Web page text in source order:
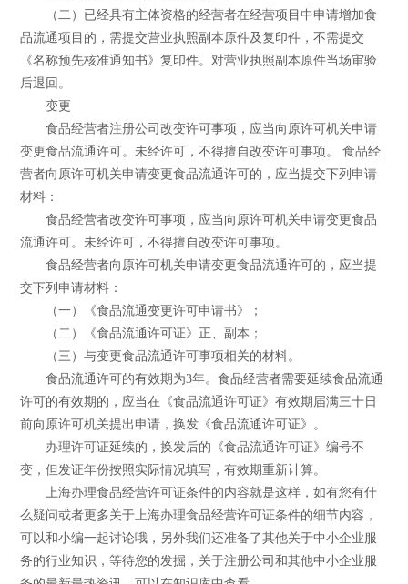
（二）已经具有主体资格的经营者在经营项目中申请增加食
品流通项目的，需提交营业执照副本原件及复印件，不需提交
《名称预先核准通知书》复印件。对营业执照副本原件当场审验
后退回。
变更
食品经营者注册公司改变许可事项，应当向原许可机关申请
变更食品流通许可。未经许可，不得擅自改变许可事项。 食品经
营者向原许可机关申请变更食品流通许可的，应当提交下列申请
材料：
食品经营者改变许可事项，应当向原许可机关申请变更食品
流通许可。未经许可，不得擅自改变许可事项。
食品经营者向原许可机关申请变更食品流通许可的，应当提
交下列申请材料：
（一）《食品流通变更许可申请书》；
（二）《食品流通许可证》正、副本；
（三）与变更食品流通许可事项相关的材料。
食品流通许可的有效期为3年。食品经营者需要延续食品流通
许可的有效期的，应当在《食品流通许可证》有效期届满三十日
前向原许可机关提出申请，换发《食品流通许可证》。
办理许可证延续的，换发后的《食品流通许可证》编号不
变，但发证年份按照实际情况填写，有效期重新计算。
上海办理食品经营许可证条件的内容就是这样，如有您有什
么疑问或者更多关于上海办理食品经营许可证条件的细节内容，
可以和小编一起讨论哦，另外我们还准备了其他关于中小企业服
务的行业知识，等待您的发掘，关于注册公司和其他中小企业服